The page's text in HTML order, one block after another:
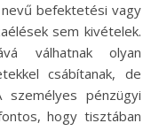
befektetési vagy
sem kivételek.
válhatnak olyan
csábítanak, de
személyes pénzügyi
hogy tisztában